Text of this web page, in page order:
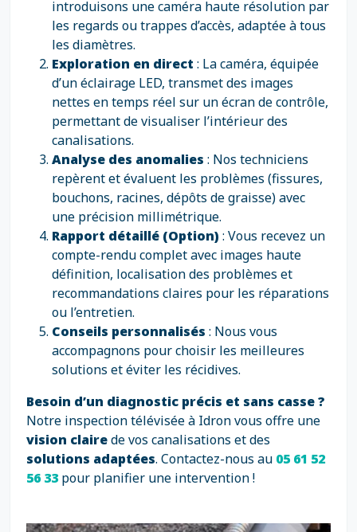
introduisons une caméra haute résolution par
les regards ou trappes d’accès, adaptée à tous
les diamètres.
Exploration en direct : La caméra, équipée
d’un éclairage LED, transmet des images
nettes en temps réel sur un écran de contrôle,
permettant de visualiser l’intérieur des
canalisations.
Analyse des anomalies : Nos techniciens
repèrent et évaluent les problèmes (fissures,
bouchons, racines, dépôts de graisse) avec
une précision millimétrique.
Rapport détaillé (Option) : Vous recevez un
compte-rendu complet avec images haute
définition, localisation des problèmes et
recommandations claires pour les réparations
ou l’entretien.
Conseils personnalisés : Nous vous
accompagnons pour choisir les meilleures
solutions et éviter les récidives.
Besoin d’un diagnostic précis et sans casse ?
Notre inspection télévisée à Idron vous offre une
vision clairede vos canalisations et des
solutions adaptées. Contactez-nous au 05 61 52
56 33 pour planifier une intervention !